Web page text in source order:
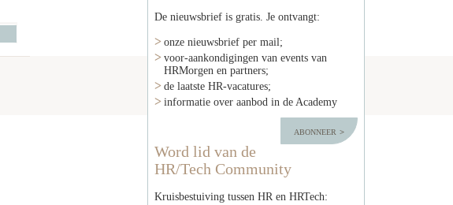
De nieuwsbrief is gratis. Je ontvangt:
onze nieuwsbrief per mail;
voor-aankondigingen van events van
HRMorgen en partners;
de laatste HR-vacatures;
informatie over aanbod in de Academy
abonneer
Word lid van de
HR/Tech Community
Kruisbestuiving tussen HR en HRTech: